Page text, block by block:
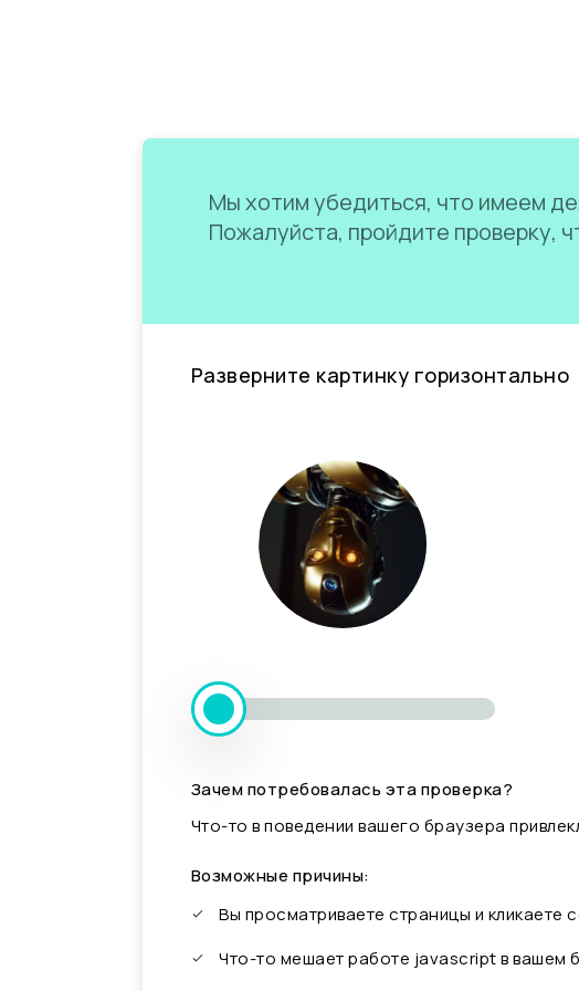
Мы хотим убедиться, что имеем
Пожалуйста, пройдите проверку,
Разверните картинку горизонтально
Зачем потребовалась эта проверка?
Что-то в поведении вашего браузера
Возможные причины:
Вы просматриваете страницы и
Что-то мешает работе javascript в вашем